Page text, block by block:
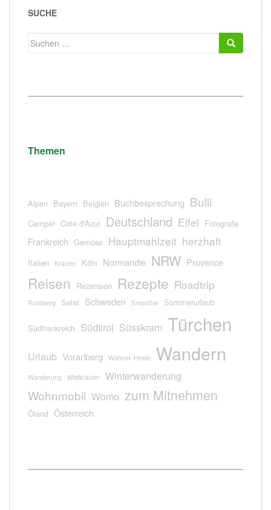
SUCHE
Suchen
Themen
Alpen Bayern Belgien Buchbesprechung Bulli
Camper Cote d'Azur Deutschland Eifel Fotografie
Frankreich Gemüse Hauptmahlzeit herzhaft
Italien Kräuter Köln Normandie NRW Provence
Reisen Rezension Rezepte Roadtrip
Rundweg Salat Schweden Smoothie Sommerurlaub
Südfrankreich Südtirol Süsskram Türchen
Urlaub Vorarlberg Wahner-Heide Wandern
Wanderung Wildkräuter Winterwanderung
Wohnmobil Womo zum Mitnehmen
Öland Österreich